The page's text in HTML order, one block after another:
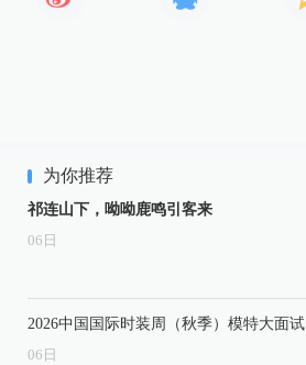
为你推荐
祁连山下，呦呦鹿鸣引客来
06 日
2026中国国际时装周（秋季）模特大面试
06 日